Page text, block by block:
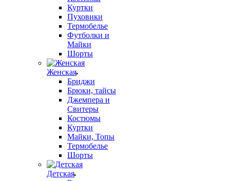
Куртки
Пуховики
Термобелье
Футболки и
Майки
Шорты
Женская
Бриджи
Брюки, тайсы
Джемпера и
Свитеры
Костюмы
Куртки
Майки, Топы
Термобелье
Шорты
Детская